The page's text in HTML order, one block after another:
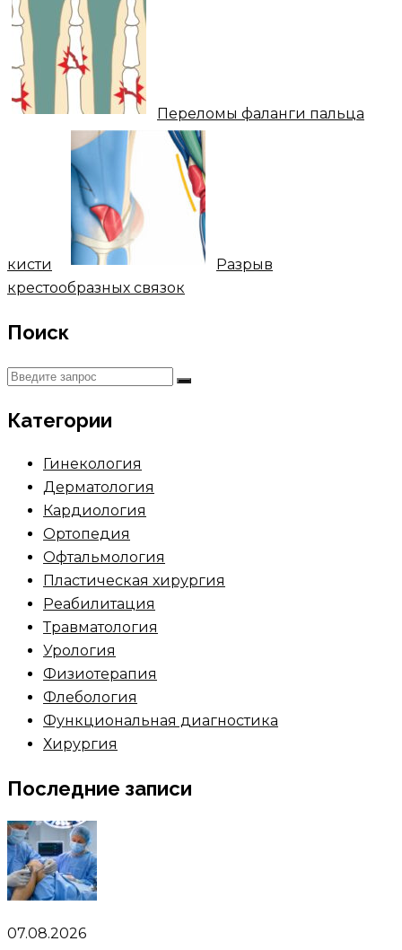
Переломы фаланги пальца
кисти
Разрыв
крестообразных связок
Поиск
Категории
Гинекология
Дерматология
Кардиология
Ортопедия
Офтальмология
Пластическая хирургия
Реабилитация
Травматология
Урология
Физиотерапия
Флебология
Функциональная диагностика
Хирургия
Последние записи
07.08.2026